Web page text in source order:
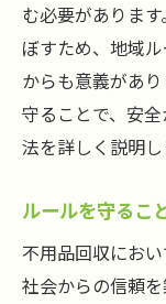
む必要がありま
ぼすため、地域
からも意義があ
守ることで、安
法を詳しく説明し
ルールを守るこ
不用品回収にお
社会からの信頼